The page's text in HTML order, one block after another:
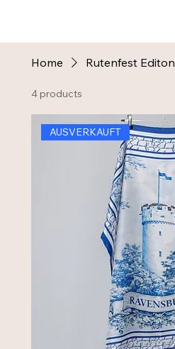
Home Rutenfest Editon
4 products
AUSVERKAUFT